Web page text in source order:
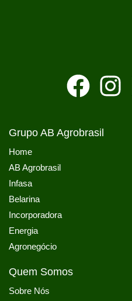
Grupo AB Agrobrasil
Home
AB Agrobrasil
Infasa
Belarina
Incorporadora
Energia
Agronegócio
Quem Somos
Sobre Nós